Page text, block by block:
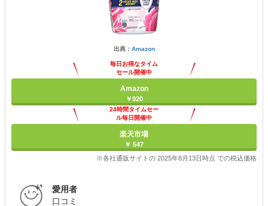
出典： Amazon
毎日お得なタイム
セール開催中
Amazon
￥920
24時間タイムセー
ル毎日開催中
楽天市場
￥ 547
※各社通販サイトの 2025年8月13日時点 での税込価格
愛用者
口コミ